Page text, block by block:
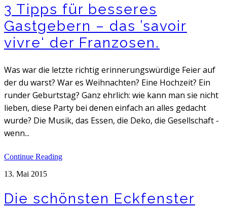
3 Tipps für besseres
Gastgebern – das ’savoir
vivre‘ der Franzosen.
Was war die letzte richtig erinnerungswürdige Feier auf
der du warst? War es Weihnachten? Eine Hochzeit? Ein
runder Geburtstag? Ganz ehrlich: wie kann man sie nicht
lieben, diese Party bei denen einfach an alles gedacht
wurde? Die Musik, das Essen, die Deko, die Gesellschaft -
wenn...
Continue Reading
13. Mai 2015
Die schönsten Eckfenster